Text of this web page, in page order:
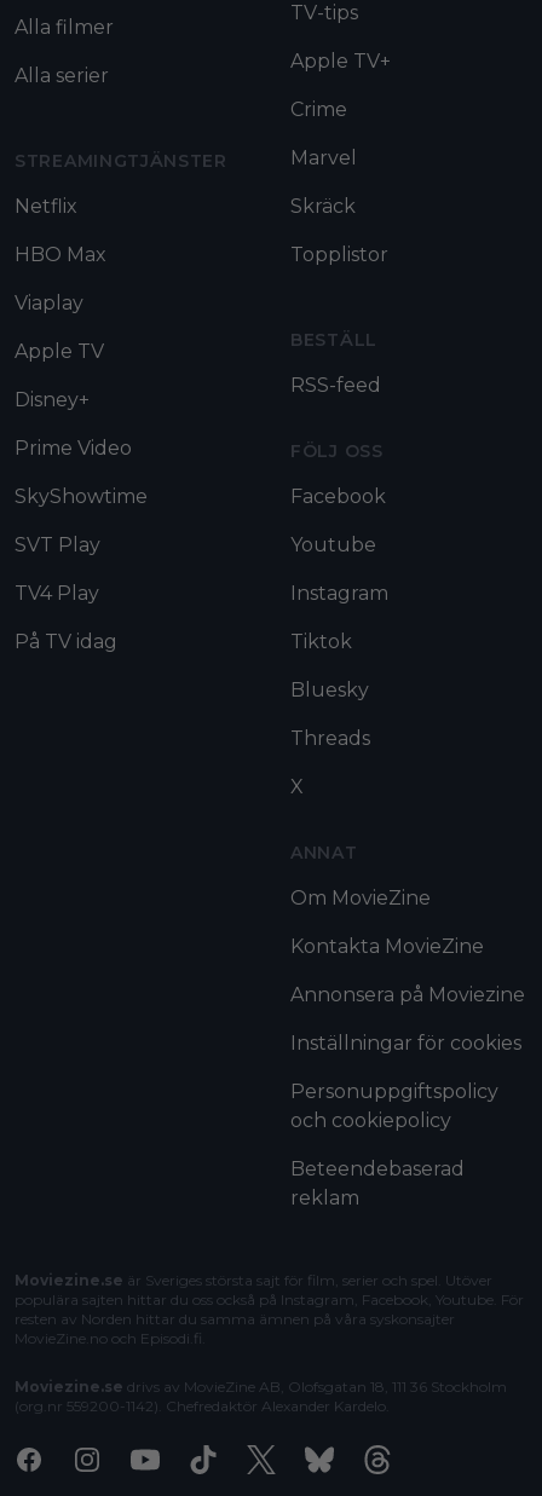
Alla filmer
Alla serier
STREAMINGTJÄNSTER
Netflix
HBO Max
Viaplay
Apple TV
Disney+
Prime Video
SkyShowtime
SVT Play
TV4 Play
På TV idag
TV-tips
Apple TV+
Crime
Marvel
Skräck
Topplistor
BESTÄLL
RSS-feed
FÖLJ OSS
Facebook
Youtube
Instagram
Tiktok
Bluesky
Threads
X
ANNAT
Om MovieZine
Kontakta MovieZine
Annonsera på Moviezine
Inställningar för cookies
Personuppgiftspolicy
och cookiepolicy
Beteendebaserad
reklam
Moviezine.se är Sveriges största sajt för film, serier och spel. Utöver
populära sajten hittar du oss också på Instagram, Facebook, Youtube. För
resten av Norden hittar du samma ämnen på våra syskonsajter
MovieZine.no och Episodi.fi
Moviezine.se drivs av MovieZine AB, Olofsgatan 18, 111 36 Stockholm
(org.nr 559200-1142). Chefredaktör Alexander Kardelo
FacebookInstagramYoutubeTiktok X BlueskyThreads